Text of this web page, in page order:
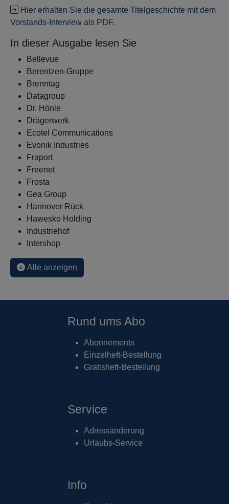
Hier erhalten Sie die gesamte Titelgeschichte mit dem
Vorstands-Interview als PDF.
In dieser Ausgabe lesen Sie
Bellevue
Berentzen-Gruppe
Brenntag
Datagroup
Dr. Hönle
Drägerwerk
Ecotel Communications
Evonik Industries
Fraport
Freenet
Frosta
Gea Group
Hannover Rück
Hawesko Holding
Industriehof
Intershop
Alle anzeigen
Rund ums Abo
Abonnements
Einzelheft-Bestellung
Gratisheft-Bestellung
Service
Adressänderung
Urlaubs-Service
Info